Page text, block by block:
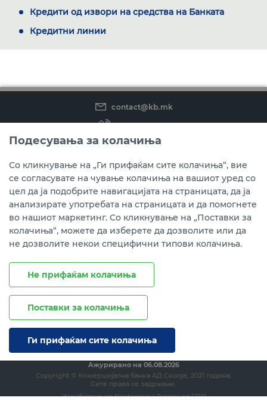
Кредити од извори на средства на Банката
Кредитни линии
contact@kb.mk
(02) 3 296 800
Instagram
LinkedIn
Youtube
Преземете ја мобилната апликација мБанкаКо.
Политика за колачиња
Ажурирано на 06.08.2026
Copyright © Комерцијална банка АД Скопје, 2021 година.
Сите права се задржани.
Изработено одNextsense | Дизајн одЕПП
Подесувања за колачиња
Со кликнување на „Ги прифаќам сите колачиња“, вие
се согласувате на чување колачиња на вашиот уред со
цел да ја подобрите навигацијата на страницата, да ја
анализирате употребата на страницата и да помогнете
во нашиот маркетинг. Со кликнување на „Поставки за
колачиња“, можете да изберете да дозволите или да
не дозволите некои специфични типови колачиња.
Не прифаќам колачиња
Поставки за колачиња
Ги прифаќам сите колачиња